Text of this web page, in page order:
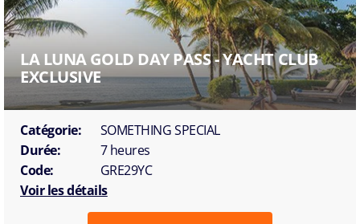
LA LUNA GOLD DAY PASS - YACHT CLUB
EXCLUSIVE
Catégorie:
SOMETHING SPECIAL
Durée:
7 heures
Code:
GRE29YC
Voir les détails